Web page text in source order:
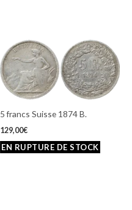
5 francs Suisse 1874 B.
129,00€